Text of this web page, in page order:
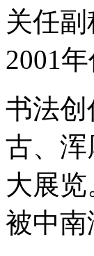
关任
2001
书法
古、
大展
被中